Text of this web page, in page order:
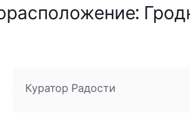
Куратор Радости